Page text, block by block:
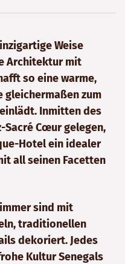
Weise
Architektur mit
so eine warme,
gleichermaßen zum
Inmitten des
Cœur gelegen,
Hotel ein idealer
all seinen Facetten
sind mit
traditionellen
dekoriert. Jedes
Kultur Senegals